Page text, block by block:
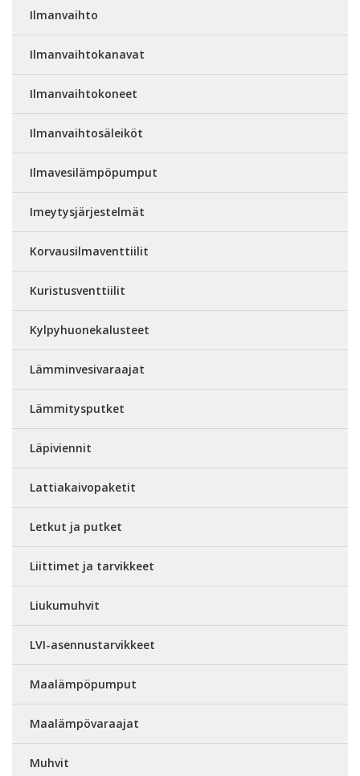
Ilmanvaihto
Ilmanvaihtokanavat
Ilmanvaihtokoneet
Ilmanvaihtosäleiköt
Ilmavesilämpöpumput
Imeytysjärjestelmät
Korvausilmaventtiilit
Kuristusventtiilit
Kylpyhuonekalusteet
Lämminvesivaraajat
Lämmitysputket
Läpiviennit
Lattiakaivopaketit
Letkut ja putket
Liittimet ja tarvikkeet
Liukumuhvit
LVI-asennustarvikkeet
Maalämpöpumput
Maalämpövaraajat
Muhvit